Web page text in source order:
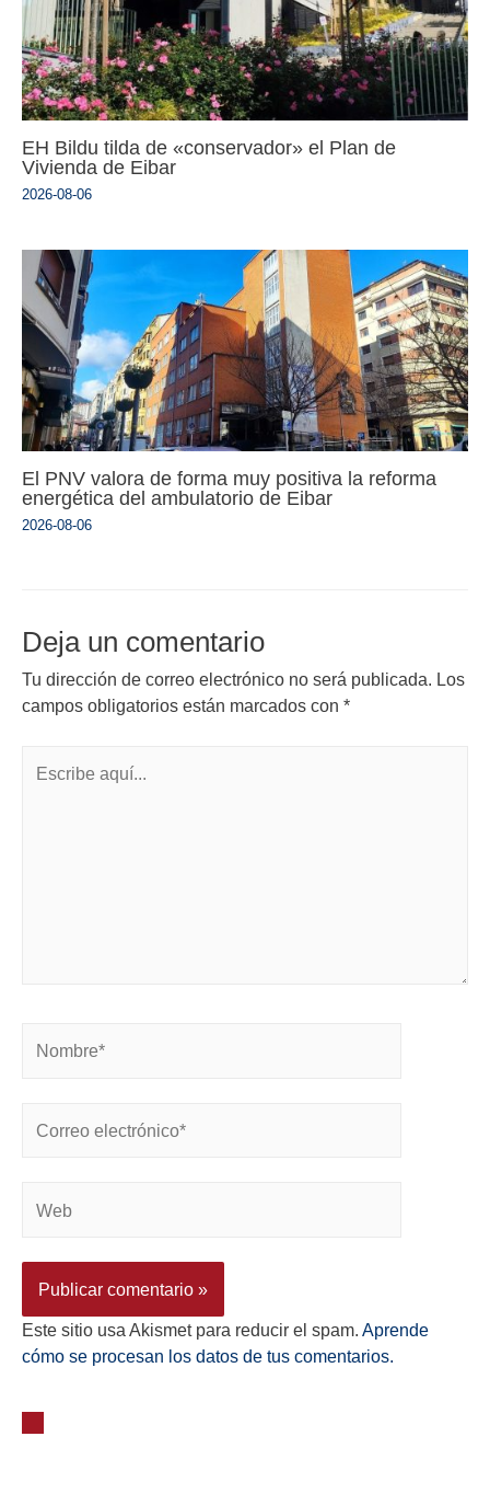
EH Bildu tilda de «conservador» el Plan de
Vivienda de Eibar
2026-08-06
El PNV valora de forma muy positiva la reforma
energética del ambulatorio de Eibar
2026-08-06
Deja un comentario
Tu dirección de correo electrónico no será publicada. Los
campos obligatorios están marcados con *
Este sitio usa Akismet para reducir el spam. Aprende
cómo se procesan los datos de tus comentarios.